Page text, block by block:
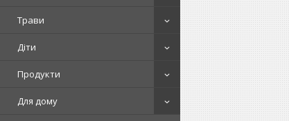
Трави
Діти
Продукти
Для дому